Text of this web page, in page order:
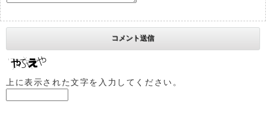
上に表示された文字を入力してください。